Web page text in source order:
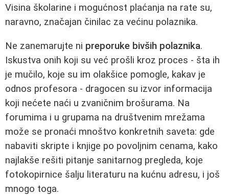
Visina školarine i mogućnost plaćanja na rate su,
naravno, značajan činilac za većinu polaznika.
Ne zanemarujte ni preporuke bivših polaznika.
Iskustva onih koji su već prošli kroz proces - šta ih
je mučilo, koje su im olakšice pomogle, kakav je
odnos profesora - dragocen su izvor informacija
koji nećete naći u zvaničnim brošurama. Na
forumima i u grupama na društvenim mrežama
može se pronaći mnoštvo konkretnih saveta: gde
nabaviti skripte i knjige po povoljnim cenama, kako
najlakše rešiti pitanje sanitarnog pregleda, koje
fotokopirnice šalju literaturu na kućnu adresu, i još
mnogo toga.